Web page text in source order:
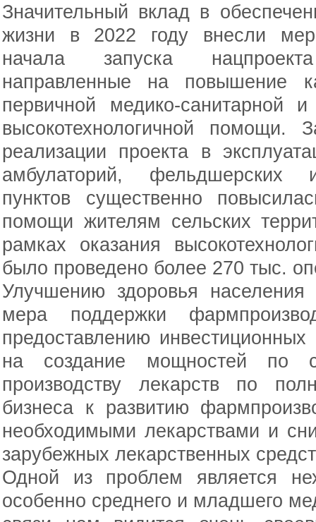
Значительный вклад в
жизни в 2022 году внесли
начала запуска
направленные на повышение
первичной медико-санитарной
высокотехнологичной
реализации проекта в
амбулаторий, фельдшерских
пунктов существенно
помощи жителям сельских
рамках оказания
было проведено более 270 тыс.
Улучшению здоровья населения
мера поддержки
предоставлению инвестиционных
на создание мощностей по
производству лекарств по
бизнеса к развитию
необходимыми лекарствами и
зарубежных лекарственных
Одной из проблем является
особенно среднего и младшего